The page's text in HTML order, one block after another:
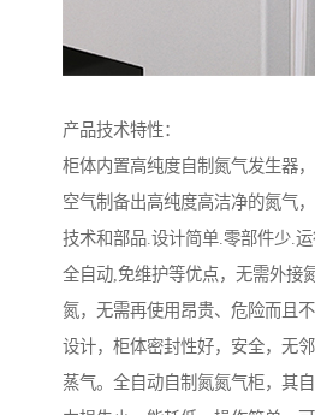
产品技术特性：
柜体内置高纯度自制氮气发生器
空气制备出高纯度高洁净的氮气
技术和部品.设计简单.零部件少.
全自动,免维护等优点，无需外接
氮，无需再使用昂贵、危险而且
设计，柜体密封性好，安全，无
蒸气。全自动自制氮氮气柜，其